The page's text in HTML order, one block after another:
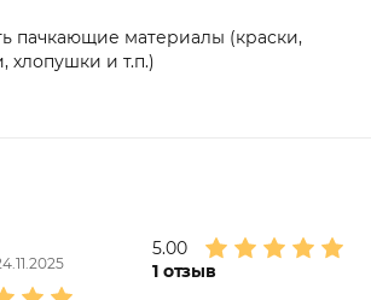
пачкающие материалы (краски,
хлопушки и т.п.)
5.00
1отзыв